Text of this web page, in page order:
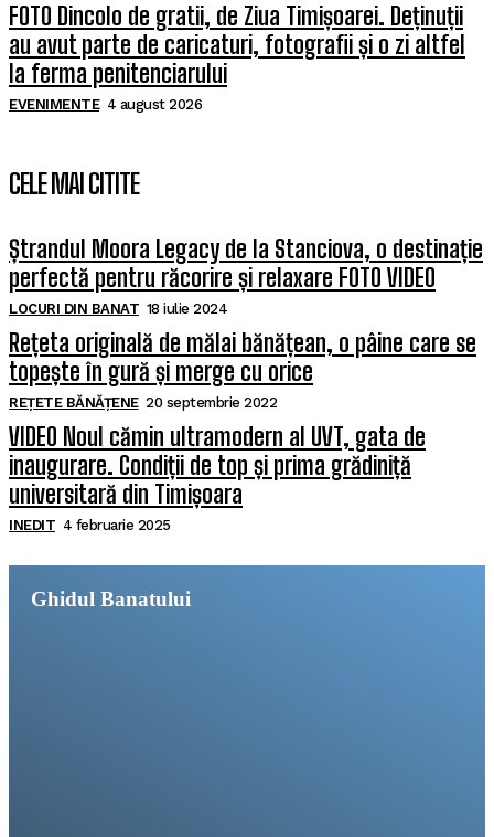
FOTO Dincolo de gratii, de Ziua Timișoarei. Deținuții
au avut parte de caricaturi, fotografii și o zi altfel
la ferma penitenciarului
EVENIMENTE 4 august 2026
CELE MAI CITITE
Ștrandul Moora Legacy de la Stanciova, o destinație
perfectă pentru răcorire și relaxare FOTO VIDEO
LOCURI DIN BANAT 18 iulie 2024
Rețeta originală de mălai bănățean, o pâine care se
topește în gură și merge cu orice
REȚETE BĂNĂȚENE 20 septembrie 2022
VIDEO Noul cămin ultramodern al UVT, gata de
inaugurare. Condiții de top și prima grădiniță
universitară din Timișoara
INEDIT 4 februarie 2025
Ghidul Banatului